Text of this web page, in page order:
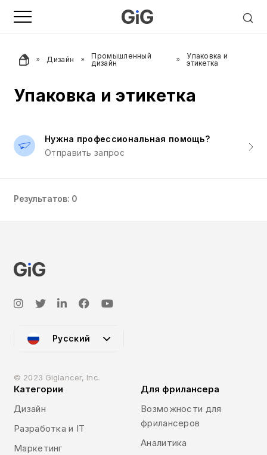
Дизайн
Промышленный
дизайн
Упаковка и
этикетка
Упаковка и этикетка
Нужна профессиональная помощь?
Отправить запрос
Результатов: 0
Русский
© 2023 Giglancer, Inc.
Категории
Дизайн
Разработка и IT
Маркетинг
Для фрилансера
Возможности для
фрилансеров
Аналитика